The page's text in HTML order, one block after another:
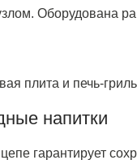
Оборудована
плита и печь-
напитки
гарантирует